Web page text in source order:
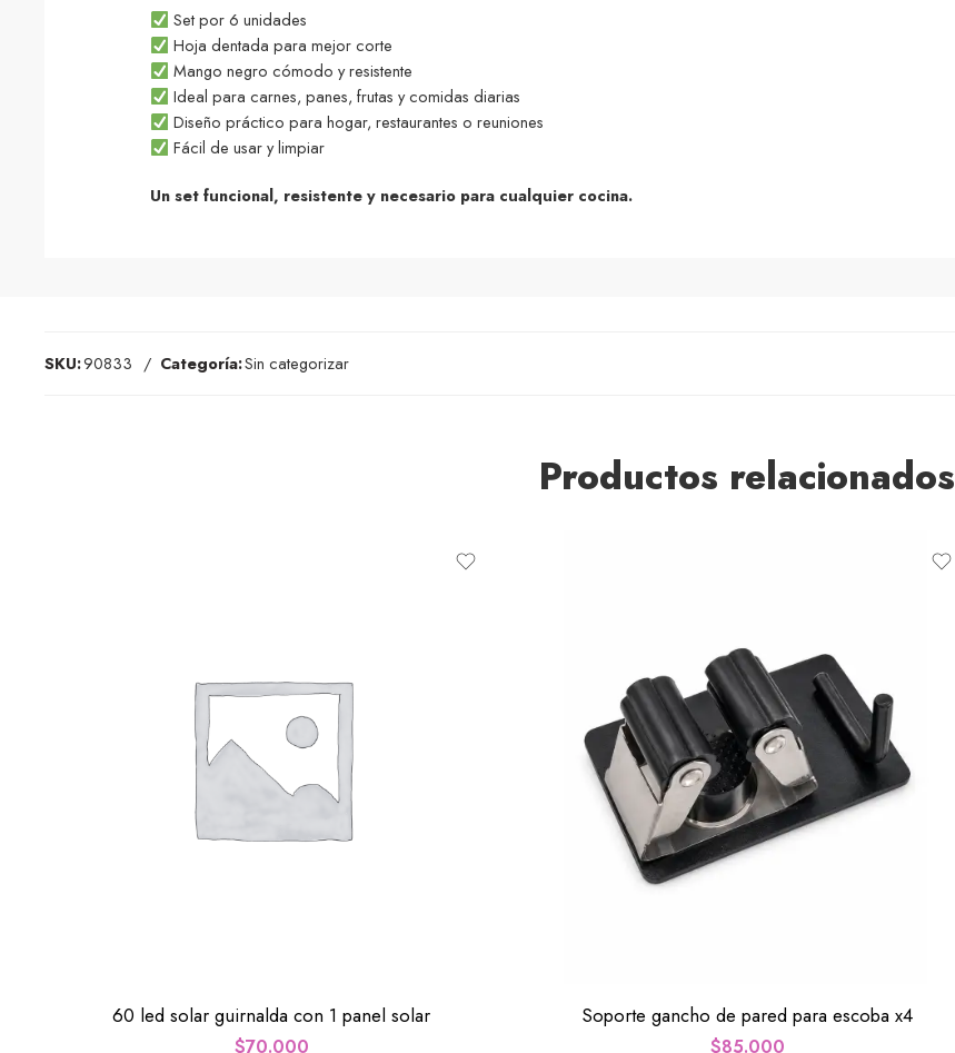
Set por 6 unidades
Hoja dentada para mejor corte
Mango negro cómodo y resistente
Ideal para carnes, panes, frutas y comidas diarias
Diseño práctico para hogar, restaurantes o reuniones
Fácil de usar y limpiar
Un set funcional, resistente y necesario para cualquier cocina.
SKU:90833 Categoría:Sin categorizar
Productos relacionados
60 led solar guirnalda con 1 panel solar
$70.000
Soporte gancho de pared para escoba x4
$85.000